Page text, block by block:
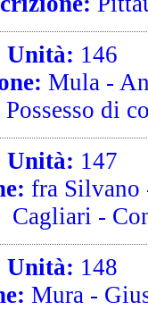
Unità: 146
Mula -
Possesso di
Unità: 147
fra Silvano
Cagliari -
Unità: 148
Mura -